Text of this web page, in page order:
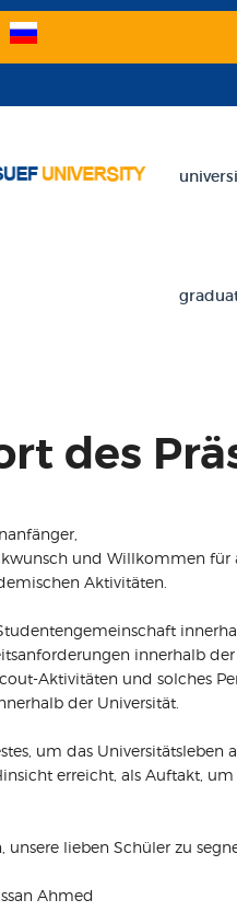
des
und Willkommen für
Aktivitäten.
innerhalb
Aktivitäten und solches
der Universität.
um das Universitätsleben
erreicht, als Auftakt,
lieben Schüler zu
Ahmed